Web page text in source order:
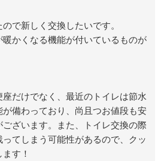
で新しく交換したいです。
かくなる機能が付いているものが
だけでなく、最近のトイレは節水
備わっており、尚且つお値段も安
ございます。また、トイレ交換の際
てしまう可能性があるので、クッ
す！